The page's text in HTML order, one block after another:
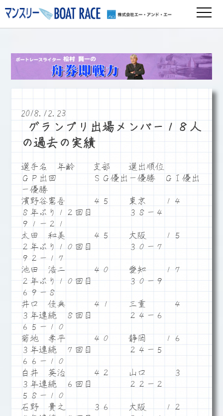
2018.12.23
•グランプリ出場メンバー１８人
の過去の実績
選手名 年齢 支部 選出順位
ＧＰ出回 ＳＧ優出－優勝 ＧⅠ優出
－優勝
濱野谷憲吾 ４５ 東京 １４
８年ぶり１２回目 ３８－４
９１－２１
太田 和美 ４５ 大阪 １５
２年ぶり１０回目 ３０－７
９２－１７
池田 浩二 ４０ 愛知 １７
２年ぶり１０回目 ３０－９
６９－８
井口 佳典 ４１ 三重 ４
３年連続 ８回目 ２４－６
６５－１０
菊地 孝平 ４０ 静岡 １６
３年連続 ７回目 ２４－５
６６－１０
白井 英治 ４２ 山口 ３
３年連続 ６回目 ２２－２
５８－１０
石野 貴之 ３６ 大阪 １２